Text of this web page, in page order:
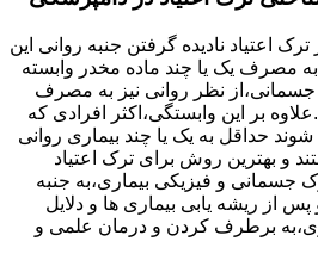
اعتیاد نادیده گرفتن جنبه روانی این
مصرف یک یا چند ماده مخدر وابسته
نظر روانی نیز به مصرف
بر این وابستگی،اکثر افرادی که
شوند حداقل به یک یا چند بیماری روانی
و بهترین روش برای ترک اعتیاد
و فیزیکی بیماری،به جنبه
از ریشه یابی بیماری ها و دلایل
برطرف کردن و درمان علمی و